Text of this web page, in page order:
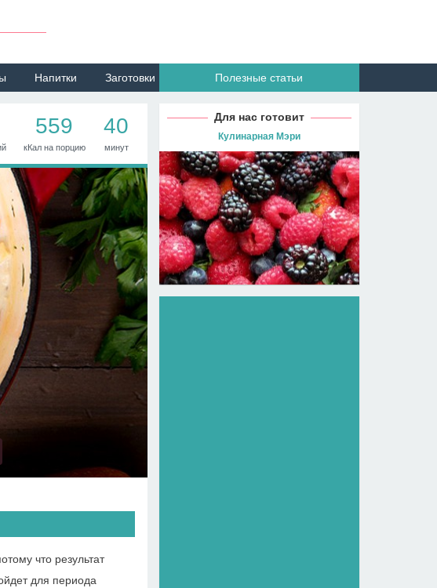
Напитки Заготовки Полезные статьи
559
кКал на порцию
40
минут
что результат
для периода
Для нас готовит
Кулинарная Мэри